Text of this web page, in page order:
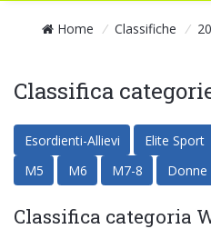
Home / Classifiche /
Classifica
Esordienti-Allievi Elite Sport
M5
M6 M7-8 Donne
Classifica categoria